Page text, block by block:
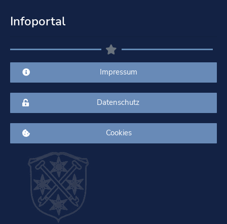
Infoportal
Impressum
Datenschutz
Cookies